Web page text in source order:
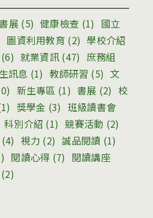
展(5) 健康檢查 (1) 國立
圖資利用教育 (2) 學校介紹
(6) 就業資訊 (47) 庶務組
訊息 (1) 教師研習 (5) 文
新生專區 (1) 書展 (2) 校
獎學金 (3) 班級讀書會
科別介紹 (1) 競賽活動 (2)
(4) 視力 (2) 誠品閱讀 (1)
閱讀心得 (7) 閱讀講座
(2)